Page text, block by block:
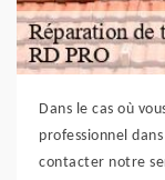
Dans le cas où
professionnel
contacter notre